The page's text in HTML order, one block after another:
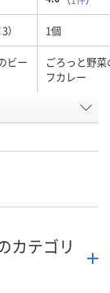
1個
ビー
ごろっと野
フカレー
RW00550
カ
カテゴリ